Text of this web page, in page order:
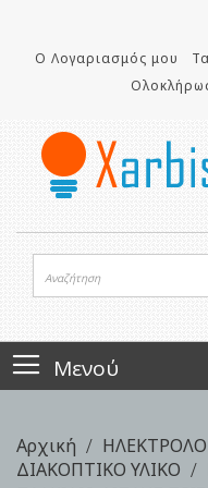
Ο Λογαριασμός μου
Μενού
Αρχική
ΔΙΑΚΟΠΤΙΚΟ ΥΛΙΚΟ